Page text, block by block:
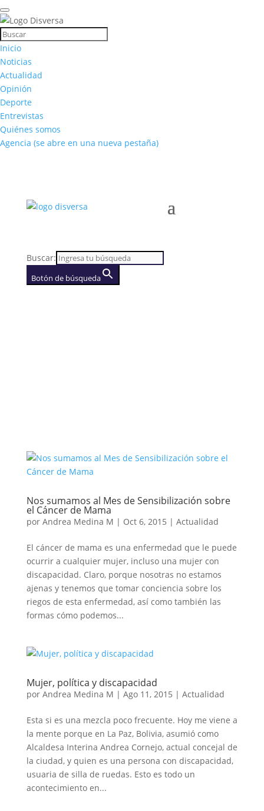
Inicio
Noticias
Actualidad
Opinión
Deporte
Entrevistas
Quiénes somos
Agencia (se abre en una nueva pestaña)
Buscar:
Botón de búsqueda
Nos sumamos al Mes de Sensibilización sobre
el Cáncer de Mama
por Andrea Medina M | Oct 6, 2015 | Actualidad
El cáncer de mama es una enfermedad que le puede
ocurrir a cualquier mujer, incluso una mujer con
discapacidad. Claro, porque nosotras no estamos
ajenas y tenemos que tomar conciencia sobre los
riegos de esta enfermedad, así como también las
formas cómo podemos...
Mujer, política y discapacidad
por Andrea Medina M | Ago 11, 2015 | Actualidad
Esta si es una mezcla poco frecuente. Hoy me viene a
la mente porque en La Paz, Bolivia, asumió como
Alcaldesa Interina Andrea Cornejo, actual concejal de
la ciudad, y quien es una persona con discapacidad,
usuaria de silla de ruedas. Esto es todo un
acontecimiento en...